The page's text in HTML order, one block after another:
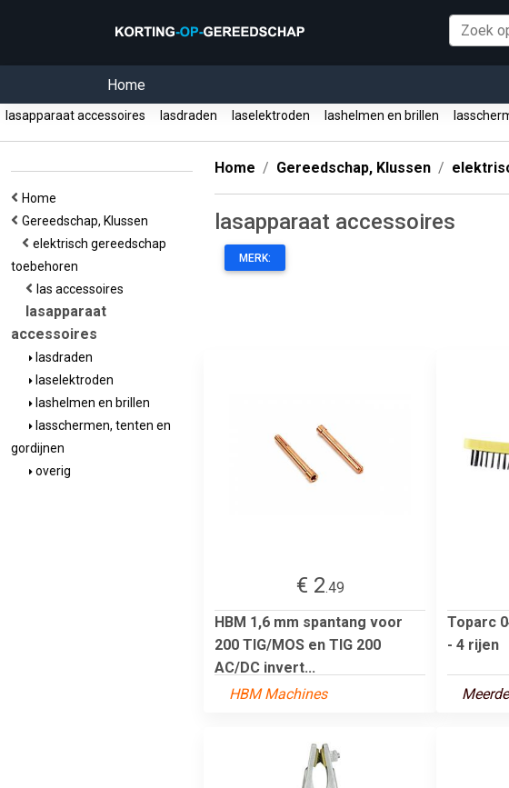
Home
lasapparaat accessoires lasdraden laselektroden lashelmen en brillen
Home
Gereedschap, Klussen
elektrisch gereedschap
toebehoren
las accessoires
lasapparaat
accessoires
lasdraden
laselektroden
lashelmen en brillen
lasschermen, tenten en
gordijnen
overig
Home Gereedschap, Klussen
lasapparaat accessoires
MERK:
€ 2.49
HBM 1,6 mm spantang voor
200 TIG/MOS en TIG 200
AC/DC invert...
HBM Machines
Toparc
- 4 rijen